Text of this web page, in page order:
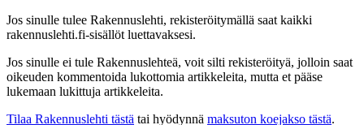
Jos sinulle tulee Rakennuslehti, rekisteröitymällä saat kaikki
rakennuslehti.fi-sisällöt luettavaksesi.
Jos sinulle ei tule Rakennuslehteä, voit silti rekisteröityä, jolloin saat
oikeuden kommentoida lukottomia artikkeleita, mutta et pääse
lukemaan lukittuja artikkeleita.
Tilaa Rakennuslehti tästä tai hyödynnä maksuton koejakso tästä.